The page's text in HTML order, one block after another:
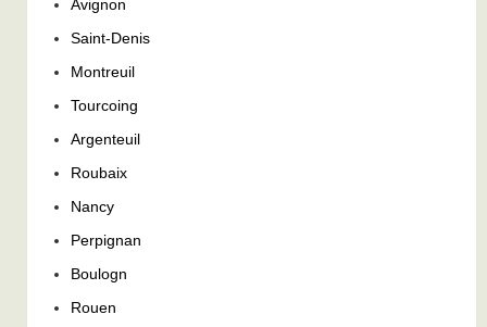
Avignon
Saint-Denis
Montreuil
Tourcoing
Argenteuil
Roubaix
Nancy
Perpignan
Boulogn
Rouen